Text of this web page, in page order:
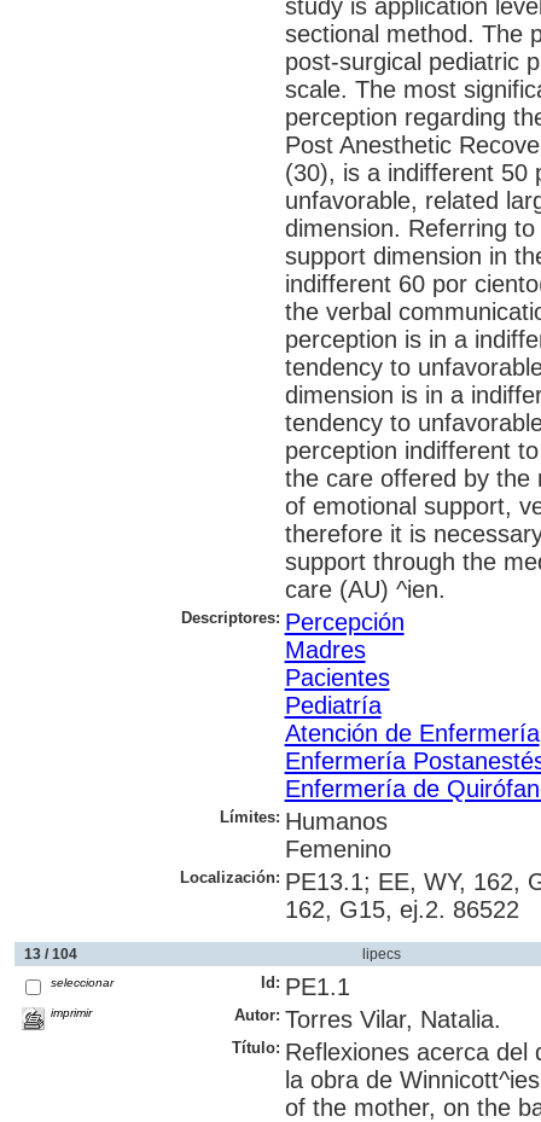
study is application
sectional method. The
post-surgical pediatric
scale. The most
perception regarding
Post Anesthetic
(30), is a indifferent 50
unfavorable, related
dimension. Referring
support dimension in
indifferent 60 por
the verbal
perception is in a
tendency to
dimension is in a
tendency to
perception indifferent
the care offered by the
of emotional support,
therefore it is
support through the
care (AU) ^ien.
Descriptores: Percepción
Madres
Pacientes
Pediatría
Atención de Enfermería
Enfermería
Enfermería de
Límites: Humanos
Femenino
Localización: PE13.1; EE, WY, 162,
162, G15, ej.2. 86522
13 / 104 lipecs
seleccionar
imprimir
Id: PE1.1
Autor: Torres Vilar, Natalia.
Título: Reflexiones acerca del
la obra de
of the mother, on the